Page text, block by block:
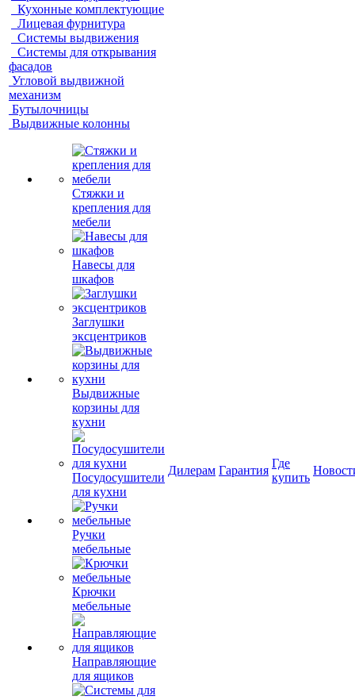
Кухонные комплектующие
Лицевая фурнитура
Системы выдвижения
Системы для открывания
фасадов
Угловой выдвижной
механизм
Бутылочницы
Выдвижные колонны
Стяжки и
крепления для
мебели
Навесы для
шкафов
Заглушки
эксцентриков
Выдвижные
корзины для
кухни
Посудосушители
для кухни
Ручки
мебельные
Крючки
мебельные
Направляющие
для ящиков
Дилерам Гарантия
Где
купить